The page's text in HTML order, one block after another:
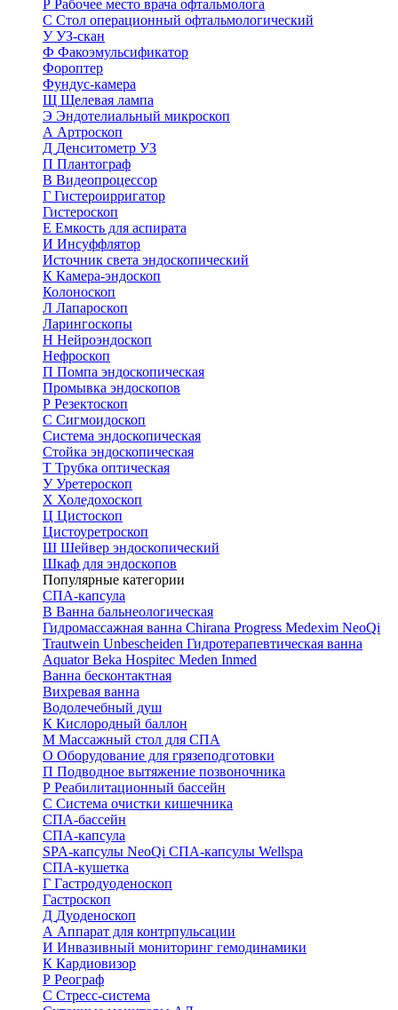
Р Рабочее место врача офтальмолога
С Стол операционный офтальмологический
УУЗ-скан
Ф Факоэмульсификатор
Фороптер
Фундус-камера
Щ Щелевая лампа
Э Эндотелиальный микроскоп
А Артроскоп
Д Денситометр УЗ
П Плантограф
В Видеопроцессор
Г Гистероирригатор
Гистероскоп
Е Емкость для аспирата
И Инсуффлятор
Источник света эндоскопический
К Камера-эндоскоп
Колоноскоп
Л Лапароскоп
Ларингоскопы
Н Нейроэндоскоп
Нефроскоп
П Помпа эндоскопическая
Промывка эндоскопов
Р Резектоскоп
С Сигмоидоскоп
Система эндоскопическая
Стойка эндоскопическая
Т Трубка оптическая
УУретероскоп
Х Холедохоскоп
Ц Цистоскоп
Цистоуретроскоп
Ш Шейвер эндоскопический
Шкаф для эндоскопов
Популярные категории
СПА-капсула
В Ванна бальнеологическая
Гидромассажная ванна Chirana Progress Medexim NeoQi
Trautwein Unbescheiden Гидротерапевтическая ванна
AquatorBeka Hospitec Meden Inmed
Ванна бесконтактная
Вихревая ванна
Водолечебный душ
К Кислородный баллон
М Массажный стол для СПА
О Оборудование для грязеподготовки
П Подводное вытяжение позвоночника
Р Реабилитационный бассейн
С Система очистки кишечника
СПА-бассейн
СПА-капсула
SPA-капсулы NeoQi СПА-капсулы Wellspa
СПА-кушетка
Г Гастродуоденоскоп
Гастроскоп
Д Дуоденоскоп
А Аппарат для контрпульсации
И Инвазивный мониторинг гемодинамики
К Кардиовизор
Р Реограф
С Стресс-система